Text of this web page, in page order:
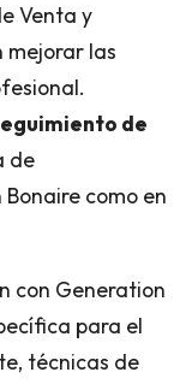
Venta y
mejorar las
de
de
como en
con Generation
para el
técnicas de